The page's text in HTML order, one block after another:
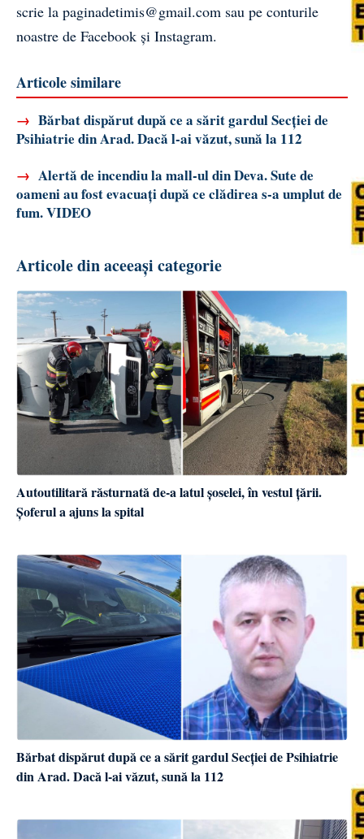
scrie la paginadetimis@gmail.com sau pe conturile
noastre de Facebook și Instagram.
Articole similare
→ Bărbat dispărut după ce a sărit gardul Secției de
Psihiatrie din Arad. Dacă l-ai văzut, sună la 112
→ Alertă de incendiu la mall-ul din Deva. Sute de
oameni au fost evacuați după ce clădirea s-a umplut de
fum. VIDEO
Articole din aceeași categorie
Autoutilitară răsturnată de-a latul șoselei, în vestul țării.
Șoferul a ajuns la spital
Bărbat dispărut după ce a sărit gardul Secției de Psihiatrie
din Arad. Dacă l-ai văzut, sună la 112